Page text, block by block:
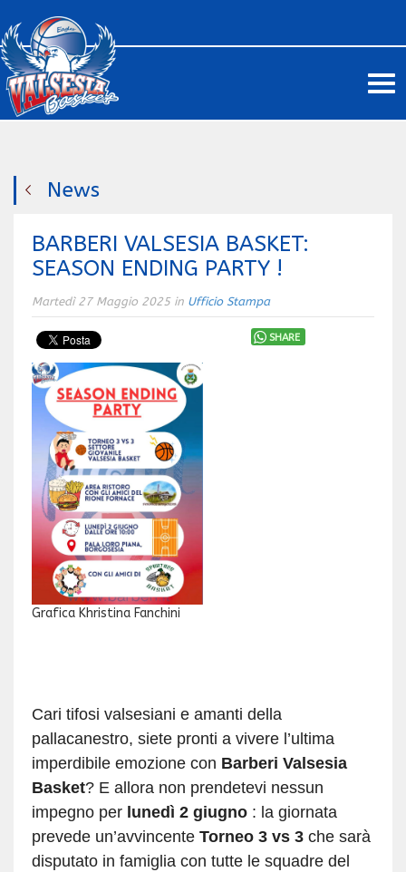
News
BARBERI VALSESIA BASKET:
SEASON ENDING PARTY !
Martedì 27 Maggio 2025 in Ufficio Stampa
SHARE
Grafica Khristina Fanchini
Cari tifosi valsesiani e amanti della
pallacanestro, siete pronti a vivere l’ultima
imperdibile emozione con Barberi Valsesia
Basket? E allora non prendetevi nessun
impegno per lunedì 2 giugno : la giornata
prevede un’avvincente Torneo 3 vs 3 che sarà
disputato in famiglia con tutte le squadre del